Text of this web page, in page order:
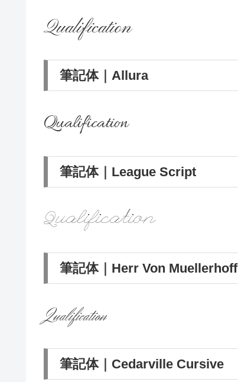
Qualification
筆記体｜Allura
Qualification
筆記体｜League Script
Qualification
筆記体｜Herr Von Muellerhoff
Qualification
筆記体｜Cedarville Cursive